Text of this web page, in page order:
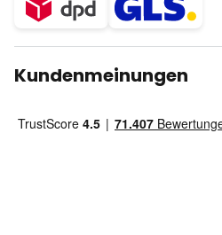
Kundenmeinungen